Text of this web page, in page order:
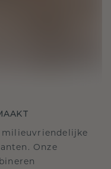
milieuvriendelijke
Onze